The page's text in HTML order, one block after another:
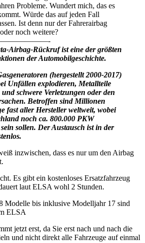
Probleme. Wundert mich, das es
Würde das auf jeden Fall
Ist denn nur der Fahrerairbag
noch weitere?
Airbag-Rückruf ist eine der größten
der Automobilgeschichte.
(hergestellt 2000-2017)
Unfällen explodieren, Metallteile
und schwere Verletzungen oder den
Betroffen sind Millionen
fast aller Hersteller weltweit, wobei
noch ca. 800.000 PKW
sollen. Der Austausch ist in der
inzwischen, dass es nur um den Airbag
Es gibt ein kostenloses Ersatzfahrzeug
laut ELSA wohl 2 Stunden.
Modelle bis inklusive Modelljahr 17 sind
ELSA
jetzt erst, da Sie erst nach und nach die
und nicht direkt alle Fahrzeuge auf einmal